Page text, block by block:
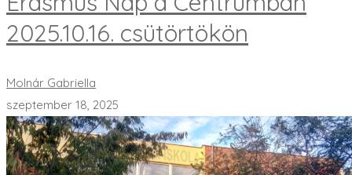
2025.10.16. csütörtökön
Molnár Gabriella
szeptember 18, 2025